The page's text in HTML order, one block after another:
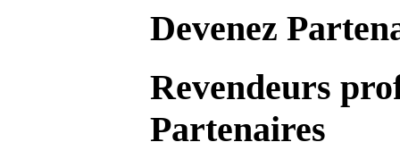
Devenez
Revendeurs
Partenaires